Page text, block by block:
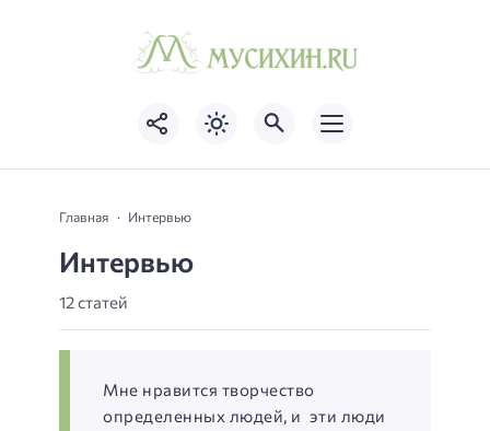
Главная Интервью
Интервью
12 статей
Мне нравится творчество
определенных людей, и эти люди